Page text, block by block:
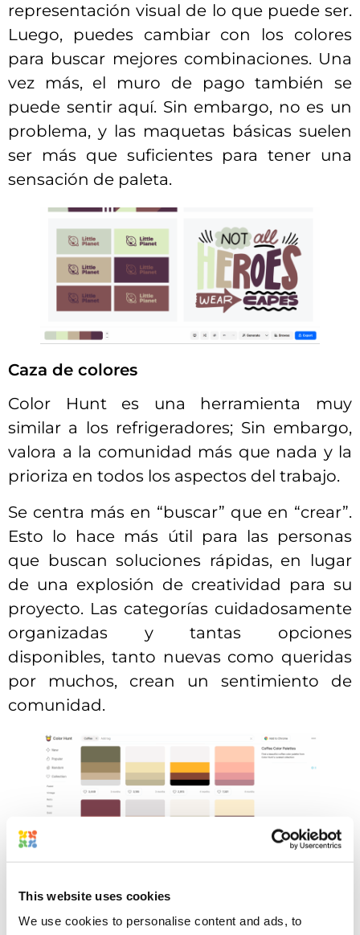
This website uses cookies
We use cookies to personalise content and ads, to
representación visual de lo que puede ser.
Luego, puedes cambiar con los colores
para buscar mejores combinaciones. Una
vez más, el muro de pago también se
puede sentir aquí. Sin embargo, no es un
problema, y las maquetas básicas suelen
ser más que suficientes para tener una
sensación de paleta.
Caza de colores
Color Hunt es una herramienta muy
similar a los refrigeradores; Sin embargo,
valora a la comunidad más que nada y la
prioriza en todos los aspectos del trabajo.
Se centra más en “buscar” que en “crear”.
Esto lo hace más útil para las personas
que buscan soluciones rápidas, en lugar
de una explosión de creatividad para su
proyecto. Las categorías cuidadosamente
organizadas y tantas opciones
disponibles, tanto nuevas como queridas
por muchos, crean un sentimiento de
comunidad.
La mejor característica de Color Hunt es su
extensión de Chrome, que te inspira sin